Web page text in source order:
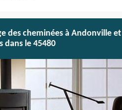
des cheminées à Andonville et
dans le 45480